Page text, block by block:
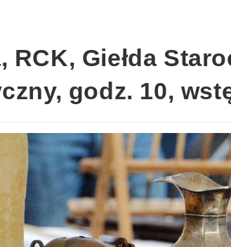
RCK, Giełda
godz. 10,